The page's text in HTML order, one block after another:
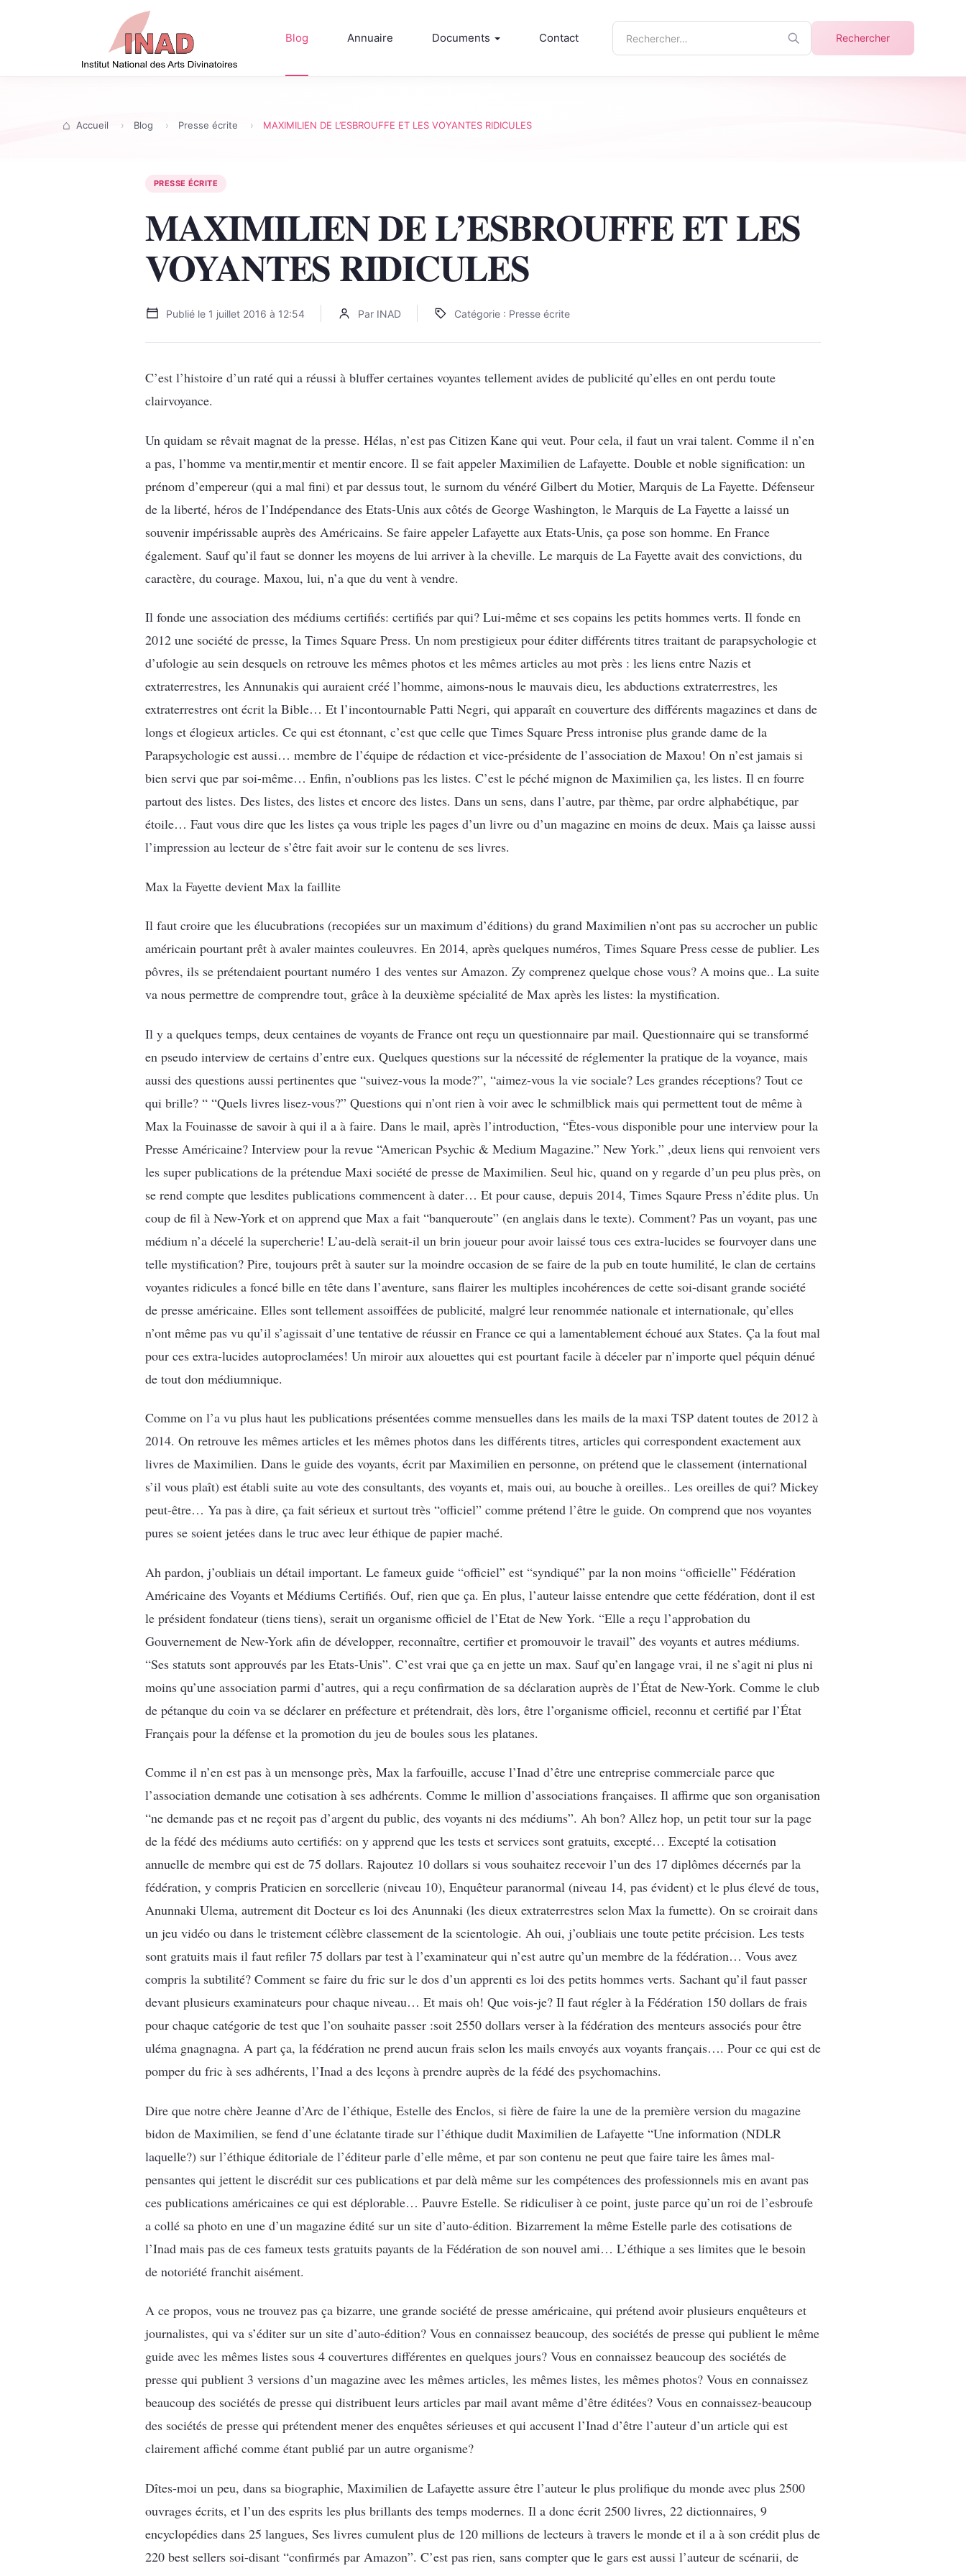
Blog Annuaire Documents Contact
sur
Rechercher
Accueil Blog Presse écrite MAXIMILIEN DE L’ESBROUFFE ET LES VOYANTES RIDICULES
PRESSE ÉCRITE
MAXIMILIEN DE L’ESBROUFFE ET LES
VOYANTES RIDICULES
Publié le 1 juillet 2016 à 12:54 Par INAD Catégorie : Presse écrite
C’est l’histoire d’un raté qui a réussi à bluffer certaines voyantes tellement avides de publicité qu’elles en ont perdu toute
clairvoyance.
Un quidam se rêvait magnat de la presse. Hélas, n’est pas Citizen Kane qui veut. Pour cela, il faut un vrai talent. Comme il n’en
a pas, l’homme va mentir,mentir et mentir encore. Il se fait appeler Maximilien de Lafayette. Double et noble signification: un
prénom d’empereur (qui a mal fini) et par dessus tout, le surnom du vénéré Gilbert du Motier, Marquis de La Fayette. Défenseur
de la liberté, héros de l’Indépendance des Etats-Unis aux côtés de George Washington, le Marquis de La Fayette a laissé un
souvenir impérissable auprès des Américains. Se faire appeler Lafayette aux Etats-Unis, ça pose son homme. En France
également. Sauf qu’il faut se donner les moyens de lui arriver à la cheville. Le marquis de La Fayette avait des convictions, du
caractère, du courage. Maxou, lui, n’a que du vent à vendre.
Il fonde une association des médiums certifiés: certifiés par qui? Lui-même et ses copains les petits hommes verts. Il fonde en
2012 une société de presse, la Times Square Press. Un nom prestigieux pour éditer différents titres traitant de parapsychologie et
d’ufologie au sein desquels on retrouve les mêmes photos et les mêmes articles au mot près : les liens entre Nazis et
extraterrestres, les Annunakis qui auraient créé l’homme, aimons-nous le mauvais dieu, les abductions extraterrestres, les
extraterrestres ont écrit la Bible… Et l’incontournable Patti Negri, qui apparaît en couverture des différents magazines et dans de
longs et élogieux articles. Ce qui est étonnant, c’est que celle que Times Square Press intronise plus grande dame de la
Parapsychologie est aussi… membre de l’équipe de rédaction et vice-présidente de l’association de Maxou! On n’est jamais si
bien servi que par soi-même… Enfin, n’oublions pas les listes. C’est le péché mignon de Maximilien ça, les listes. Il en fourre
partout des listes. Des listes, des listes et encore des listes. Dans un sens, dans l’autre, par thème, par ordre alphabétique, par
étoile… Faut vous dire que les listes ça vous triple les pages d’un livre ou d’un magazine en moins de deux. Mais ça laisse aussi
l’impression au lecteur de s’être fait avoir sur le contenu de ses livres.
Max la Fayette devient Max la faillite
Il faut croire que les élucubrations (recopiées sur un maximum d’éditions) du grand Maximilien n’ont pas su accrocher un public
américain pourtant prêt à avaler maintes couleuvres. En 2014, après quelques numéros, Times Square Press cesse de publier. Les
pôvres, ils se prétendaient pourtant numéro 1 des ventes sur Amazon. Zy comprenez quelque chose vous? A moins que.. La suite
va nous permettre de comprendre tout, grâce à la deuxième spécialité de Max après les listes: la mystification.
Il y a quelques temps, deux centaines de voyants de France ont reçu un questionnaire par mail. Questionnaire qui se transformé
en pseudo interview de certains d’entre eux. Quelques questions sur la nécessité de réglementer la pratique de la voyance, mais
aussi des questions aussi pertinentes que “suivez-vous la mode?”, “aimez-vous la vie sociale? Les grandes réceptions? Tout ce
qui brille? “ “Quels livres lisez-vous?” Questions qui n’ont rien à voir avec le schmilblick mais qui permettent tout de même à
Max la Fouinasse de savoir à qui il a à faire. Dans le mail, après l’introduction, “Êtes-vous disponible pour une interview pour la
Presse Américaine? Interview pour la revue “American Psychic & Medium Magazine.” New York.” ,deux liens qui renvoient vers
les super publications de la prétendue Maxi société de presse de Maximilien. Seul hic, quand on y regarde d’un peu plus près, on
se rend compte que lesdites publications commencent à dater… Et pour cause, depuis 2014, Times Sqaure Press n’édite plus. Un
coup de fil à New-York et on apprend que Max a fait “banqueroute” (en anglais dans le texte). Comment? Pas un voyant, pas une
médium n’a décelé la supercherie! L’au-delà serait-il un brin joueur pour avoir laissé tous ces extra-lucides se fourvoyer dans une
telle mystification? Pire, toujours prêt à sauter sur la moindre occasion de se faire de la pub en toute humilité, le clan de certains
voyantes ridicules a foncé bille en tête dans l’aventure, sans flairer les multiples incohérences de cette soi-disant grande société
de presse américaine. Elles sont tellement assoiffées de publicité, malgré leur renommée nationale et internationale, qu’elles
n’ont même pas vu qu’il s’agissait d’une tentative de réussir en France ce qui a lamentablement échoué aux States. Ça la fout mal
pour ces extra-lucides autoproclamées! Un miroir aux alouettes qui est pourtant facile à déceler par n’importe quel péquin dénué
de tout don médiumnique.
Comme on l’a vu plus haut les publications présentées comme mensuelles dans les mails de la maxi TSP datent toutes de 2012 à
2014. On retrouve les mêmes articles et les mêmes photos dans les différents titres, articles qui correspondent exactement aux
livres de Maximilien. Dans le guide des voyants, écrit par Maximilien en personne, on prétend que le classement (international
s’il vous plaît) est établi suite au vote des consultants, des voyants et, mais oui, au bouche à oreilles.. Les oreilles de qui? Mickey
peut-être… Ya pas à dire, ça fait sérieux et surtout très “officiel” comme prétend l’être le guide. On comprend que nos voyantes
pures se soient jetées dans le truc avec leur éthique de papier maché.
Ah pardon, j’oubliais un détail important. Le fameux guide “officiel” est “syndiqué” par la non moins “officielle” Fédération
Américaine des Voyants et Médiums Certifiés. Ouf, rien que ça. En plus, l’auteur laisse entendre que cette fédération, dont il est
le président fondateur (tiens tiens), serait un organisme officiel de l’Etat de New York. “Elle a reçu l’approbation du
Gouvernement de New-York afin de développer, reconnaître, certifier et promouvoir le travail” des voyants et autres médiums.
“Ses statuts sont approuvés par les Etats-Unis”. C’est vrai que ça en jette un max. Sauf qu’en langage vrai, il ne s’agit ni plus ni
moins qu’une association parmi d’autres, qui a reçu confirmation de sa déclaration auprès de l’État de New-York. Comme le club
de pétanque du coin va se déclarer en préfecture et prétendrait, dès lors, être l’organisme officiel, reconnu et certifié par l’État
Français pour la défense et la promotion du jeu de boules sous les platanes.
Comme il n’en est pas à un mensonge près, Max la farfouille, accuse l’Inad d’être une entreprise commerciale parce que
l’association demande une cotisation à ses adhérents. Comme le million d’associations françaises. Il affirme que son organisation
“ne demande pas et ne reçoit pas d’argent du public, des voyants ni des médiums”. Ah bon? Allez hop, un petit tour sur la page
de la fédé des médiums auto certifiés: on y apprend que les tests et services sont gratuits, excepté… Excepté la cotisation
annuelle de membre qui est de 75 dollars. Rajoutez 10 dollars si vous souhaitez recevoir l’un des 17 diplômes décernés par la
fédération, y compris Praticien en sorcellerie (niveau 10), Enquêteur paranormal (niveau 14, pas évident) et le plus élevé de tous,
Anunnaki Ulema, autrement dit Docteur es loi des Anunnaki (les dieux extraterrestres selon Max la fumette). On se croirait dans
un jeu vidéo ou dans le tristement célèbre classement de la scientologie. Ah oui, j’oubliais une toute petite précision. Les tests
sont gratuits mais il faut refiler 75 dollars par test à l’examinateur qui n’est autre qu’un membre de la fédération… Vous avez
compris la subtilité? Comment se faire du fric sur le dos d’un apprenti es loi des petits hommes verts. Sachant qu’il faut passer
devant plusieurs examinateurs pour chaque niveau… Et mais oh! Que vois-je? Il faut régler à la Fédération 150 dollars de frais
pour chaque catégorie de test que l’on souhaite passer :soit 2550 dollars verser à la fédération des menteurs associés pour être
uléma gnagnagna. A part ça, la fédération ne prend aucun frais selon les mails envoyés aux voyants français…. Pour ce qui est de
pomper du fric à ses adhérents, l’Inad a des leçons à prendre auprès de la fédé des psychomachins.
Dire que notre chère Jeanne d’Arc de l’éthique, Estelle des Enclos, si fière de faire la une de la première version du magazine
bidon de Maximilien, se fend d’une éclatante tirade sur l’éthique dudit Maximilien de Lafayette “Une information (NDLR
laquelle?) sur l’éthique éditoriale de l’éditeur parle d’elle même, et par son contenu ne peut que faire taire les âmes mal-
pensantes qui jettent le discrédit sur ces publications et par delà même sur les compétences des professionnels mis en avant pas
ces publications américaines ce qui est déplorable… Pauvre Estelle. Se ridiculiser à ce point, juste parce qu’un roi de l’esbroufe
a collé sa photo en une d’un magazine édité sur un site d’auto-édition. Bizarrement la même Estelle parle des cotisations de
l’Inad mais pas de ces fameux tests gratuits payants de la Fédération de son nouvel ami… L’éthique a ses limites que le besoin
de notoriété franchit aisément.
A ce propos, vous ne trouvez pas ça bizarre, une grande société de presse américaine, qui prétend avoir plusieurs enquêteurs et
journalistes, qui va s’éditer sur un site d’auto-édition? Vous en connaissez beaucoup, des sociétés de presse qui publient le même
guide avec les mêmes listes sous 4 couvertures différentes en quelques jours? Vous en connaissez beaucoup des sociétés de
presse qui publient 3 versions d’un magazine avec les mêmes articles, les mêmes listes, les mêmes photos? Vous en connaissez
beaucoup des sociétés de presse qui distribuent leurs articles par mail avant même d’être éditées? Vous en connaissez-beaucoup
des sociétés de presse qui prétendent mener des enquêtes sérieuses et qui accusent l’Inad d’être l’auteur d’un article qui est
clairement affiché comme étant publié par un autre organisme?
Dîtes-moi un peu, dans sa biographie, Maximilien de Lafayette assure être l’auteur le plus prolifique du monde avec plus 2500
ouvrages écrits, et l’un des esprits les plus brillants des temps modernes. Il a donc écrit 2500 livres, 22 dictionnaires, 9
encyclopédies dans 25 langues, Ses livres cumulent plus de 120 millions de lecteurs à travers le monde et il a à son crédit plus de
220 best sellers soi-disant “confirmés par Amazon”. C’est pas rien, sans compter que le gars est aussi l’auteur de scénarii, de